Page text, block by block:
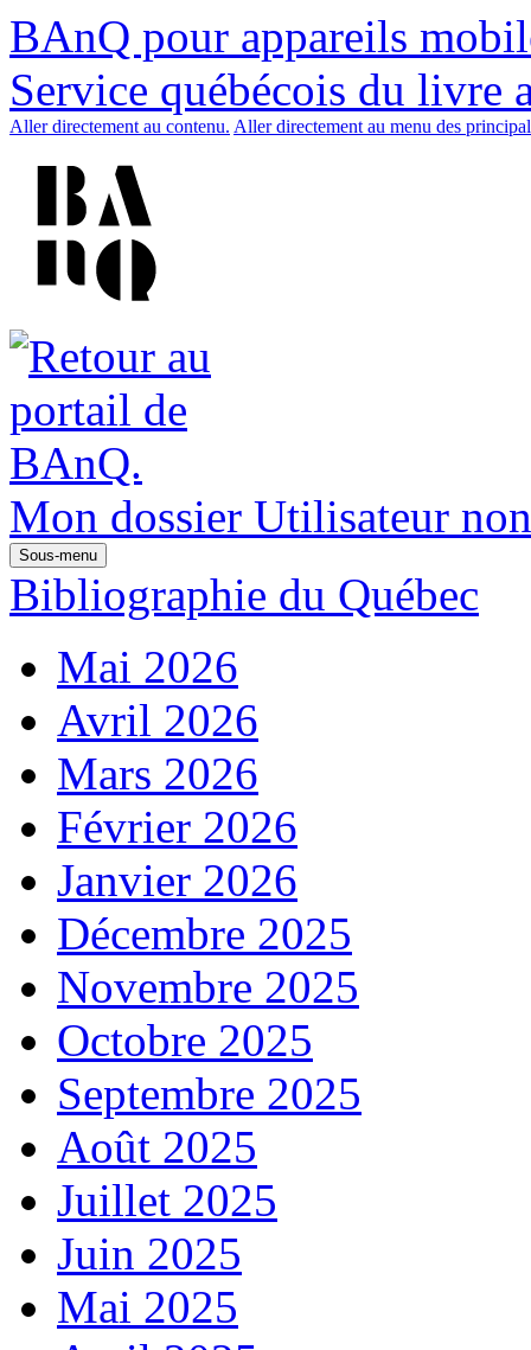
BAnQ pour appareils
Service québécois du livre
Aller directement au contenu. Aller directement au menu des
Mon dossier Utilisateur
Sous-menu
Bibliographie du Québec
Mai 2026
Avril 2026
Mars 2026
Février 2026
Janvier 2026
Décembre 2025
Novembre 2025
Octobre 2025
Septembre 2025
Août 2025
Juillet 2025
Juin 2025
Mai 2025